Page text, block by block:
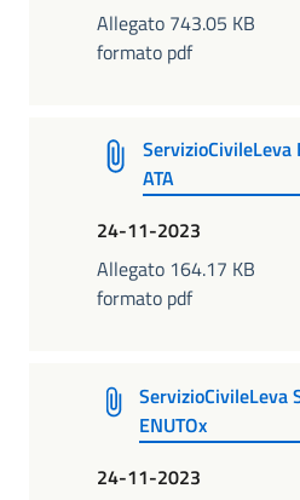
Allegato 743.05 KB
formato pdf
ServizioCivileLeva
ATA
24-11-2023
Allegato 164.17 KB
formato pdf
ServizioCivileLeva
ENUTOx
24-11-2023